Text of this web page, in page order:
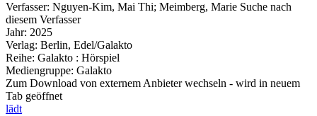
Verfasser: Nguyen-Kim, Mai Thi; Meimberg, Marie Suche nach
diesem Verfasser
Jahr: 2025
Verlag: Berlin, Edel/Galakto
Reihe: Galakto : Hörspiel
Mediengruppe: Galakto
Zum Download von externem Anbieter wechseln - wird in neuem
Tab geöffnet
lädt